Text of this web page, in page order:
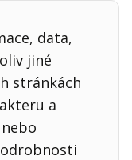
data,
jiné
stránkách
a